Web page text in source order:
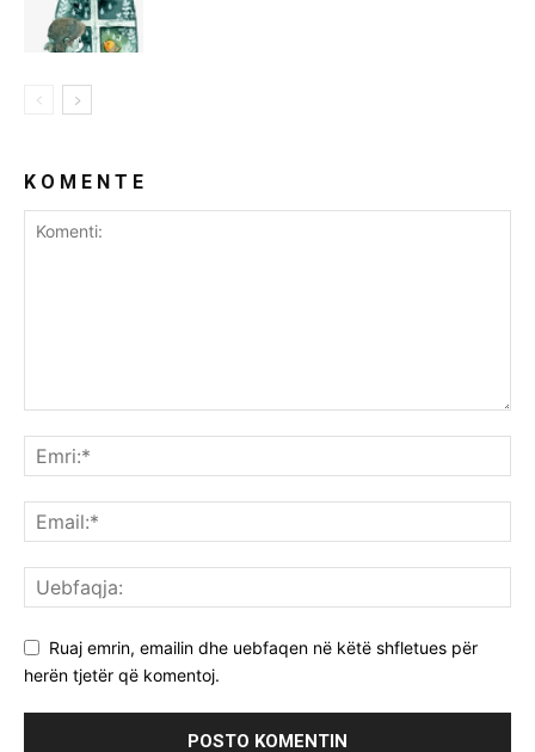
K O M E N T E
Ruaj emrin, emailin dhe uebfaqen në këtë shfletues për
herën tjetër që komentoj.